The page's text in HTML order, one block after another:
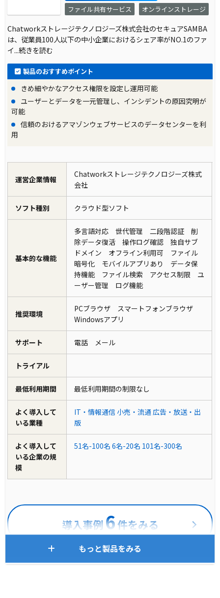
ファイル共有サービス オンラインストレージ
Chatworkストレージテクノロジーズ株式会社のセキュアSAMBA
は、従業員100人以下の中小企業におけるシェア率がNO.1のファ
イ...続きを読む
製品のおすすめポイント
きめ細やかなアクセス権限を設定し運用可能
ユーザーとデータを一元管理し、インシデントの原因究明が
可能
信頼のおけるアマゾンウェブサービスのデータセンターを利
用
運営企業情報
Chatworkストレージテクノロジーズ株式
会社
ソフト種別 クラウド型ソフト
基本的な機能
多言語対応 世代管理 二段階認証 削
除データ復活 操作ログ確認 独自サブ
ドメイン オフライン利用可 ファイル
暗号化 モバイルアプリあり データ保
持機能 ファイル検索 アクセス制限 ユ
ーザー管理 ログ機能
推奨環境
PCブラウザ スマートフォンブラウザ
Windowsアプリ
サポート 電話 メール
トライアル
最低利用期間 最低利用期間の制限なし
よく導入して
いる業種
IT・情報通信 小売・流通 広告・放送・出
版
よく導入して
いる企業の規
模
51名-100名 6名-20名 101名-300名
導入事例 6件をみる
もっと製品をみる